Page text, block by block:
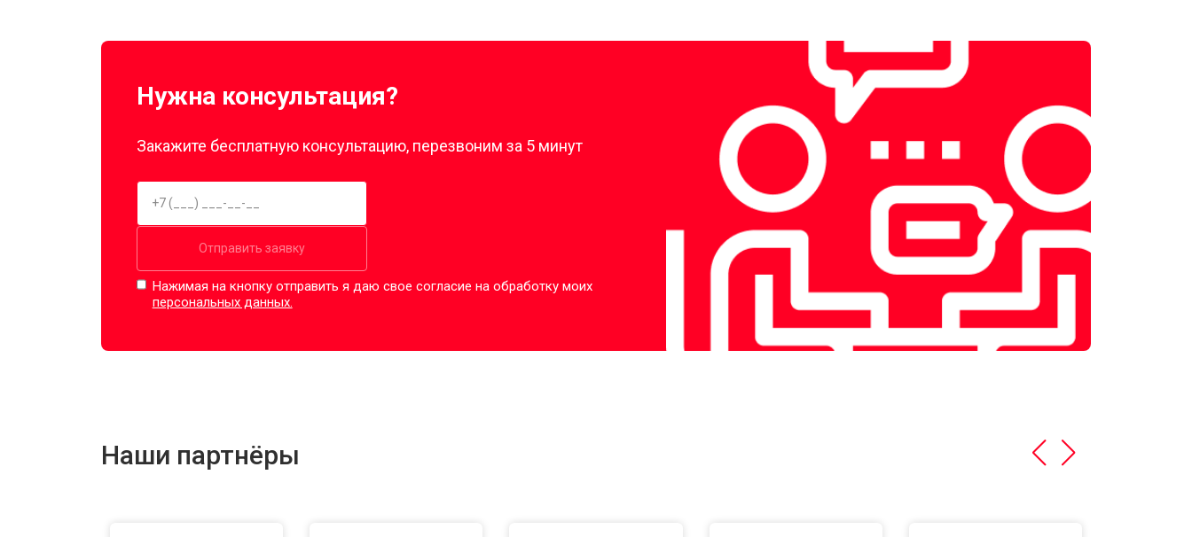
Нужна консультация?
Закажите бесплатную консультацию, перезвоним за 5 минут
Отправить заявку
Нажимая на кнопку отправить я даю свое согласие на обработку моих
персональных данных.
Наши партнёры